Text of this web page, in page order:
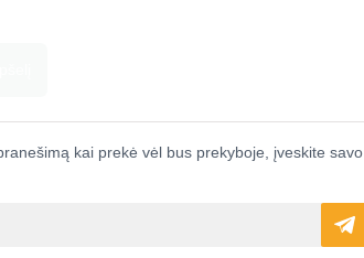
kai prekė vėl bus prekyboje, įveskite savo